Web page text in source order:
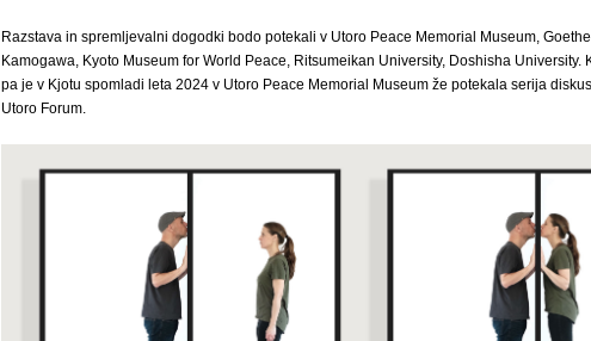
Razstava in spremljevalni dogodki bodo potekali v Utoro Peace Memorial Museum,
Kamogawa, Kyoto Museum for World Peace, Ritsumeikan University, Doshisha University.
pa je v Kjotu spomladi leta 2024 v Utoro Peace Memorial Museum že potekala serija
Utoro Forum.